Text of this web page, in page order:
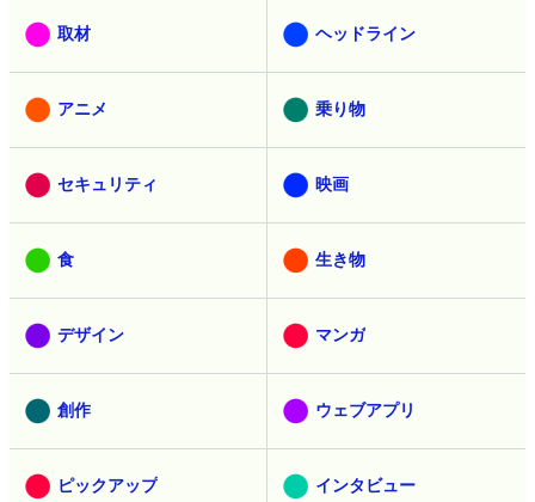
取材 ヘッドライン
アニメ 乗り物
セキュリティ 映画
食 生き物
デザイン マンガ
創作 ウェブアプリ
ピックアップ インタビュー